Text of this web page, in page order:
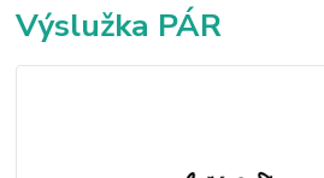
Výslužka PÁR